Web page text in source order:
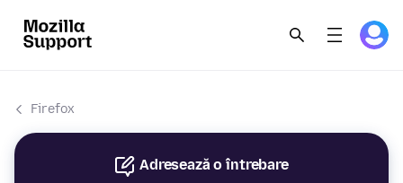
Firefox
Adresează o întrebare